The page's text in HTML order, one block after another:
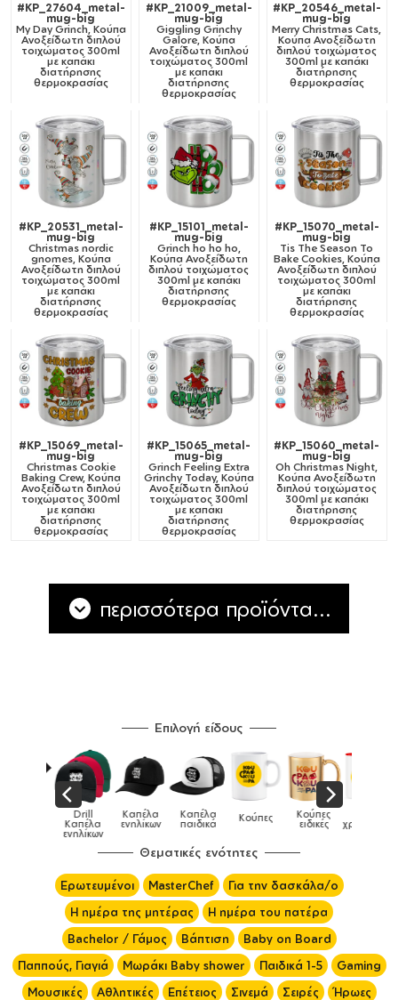
#KP_27604_metal-
mug-big
My Day Grinch, Κούπα
Ανοξείδωτη διπλού
τοιχώματος 300ml
με καπάκι
διατήρησης
θερμοκρασίας
#KP_21009_metal-
mug-big
Giggling Grinchy
Galore, Κούπα
Ανοξείδωτη διπλού
τοιχώματος 300ml
με καπάκι
διατήρησης
θερμοκρασίας
#KP_20546_metal-
mug-big
Merry Christmas Cats,
Κούπα Ανοξείδωτη
διπλού τοιχώματος
300ml με καπάκι
διατήρησης
θερμοκρασίας
#KP_20531_metal-
mug-big
Christmas nordic
gnomes, Κούπα
Ανοξείδωτη διπλού
τοιχώματος 300ml
με καπάκι
διατήρησης
θερμοκρασίας
#KP_15101_metal-
mug-big
Grinch ho ho ho,
Κούπα Ανοξείδωτη
διπλού τοιχώματος
300ml με καπάκι
διατήρησης
θερμοκρασίας
#KP_15070_metal-
mug-big
Tis The Season To
Bake Cookies, Κούπα
Ανοξείδωτη διπλού
τοιχώματος 300ml
με καπάκι
διατήρησης
θερμοκρασίας
#KP_15069_metal-
mug-big
Christmas Cookie
Baking Crew, Κούπα
Ανοξείδωτη διπλού
τοιχώματος 300ml
με καπάκι
διατήρησης
θερμοκρασίας
#KP_15065_metal-
mug-big
Grinch Feeling Extra
Grinchy Today, Κούπα
Ανοξείδωτη διπλού
τοιχώματος 300ml
με καπάκι
διατήρησης
θερμοκρασίας
#KP_15060_metal-
mug-big
Oh Christmas Night,
Κούπα Ανοξείδωτη
διπλού τοιχώματος
300ml με καπάκι
διατήρησης
θερμοκρασίας
περισσότερα προϊόντα...
Επιλογή είδους
Drill
Καπέλα
ενηλίκων
Καπέλα
ενηλίκων
Καπέλα
παιδικά Κούπες Κούπες
ειδικές χρωματιστές
Θεματικές ενότητες
Ερωτευμένοι MasterChef
Για την δασκάλα/ο
Η ημέρα της μητέρας
Η ημέρα του πατέρα
Bachelor / Γάμος
Βάπτιση
Baby on Board
Παππούς, Γιαγιά
Μωράκι Baby shower Παιδικά 1-5
Gaming
Μουσικές
Αθλητικές Επέτειος Σινεμά Σειρές
Ήρωες